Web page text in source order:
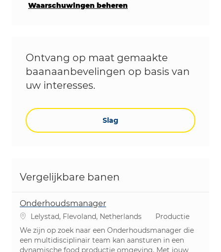
Waarschuwingen beheren
Ontvang op maat gemaakte
baanaanbevelingen op basis van
uw interesses.
Slag
Vergelijkbare banen
Onderhoudsmanager
PlaatsLelystad, Flevoland, Netherlands Categorie
Productie
We zijn op zoek naar een Onderhoudsmanager die
een multidisciplinair team kan aansturen in een
dynamische food productie omgeving. Met jouw